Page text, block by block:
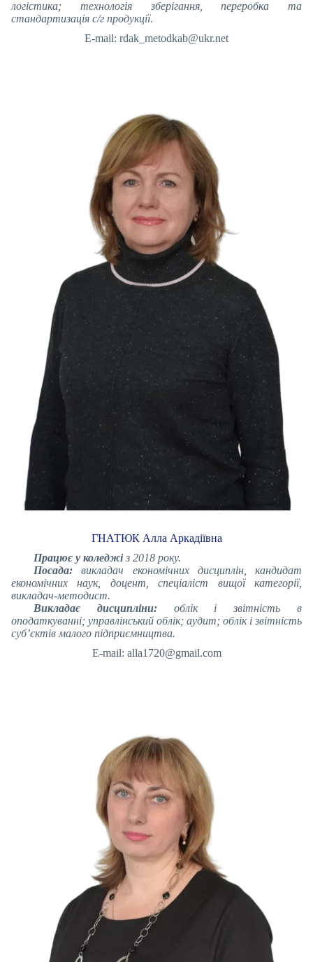
логістика; технологія зберігання, переробка та
стандартизація с/г продукції.
E-mail: rdak_metodkab@ukr.net
ГНАТЮК Алла Аркадіївна
Працює у коледжіз 2018 року.
Посада: викладач економічних дисциплін, кандидат
економічних наук, доцент, спеціаліст вищої категорії,
викладач-методист.
Викладає дисципліни:облік і звітність в
оподаткуванні; управлінський облік; аудит; облік і звітність
суб’єктів малого підприємництва.
E-mail: alla1720@gmail.com